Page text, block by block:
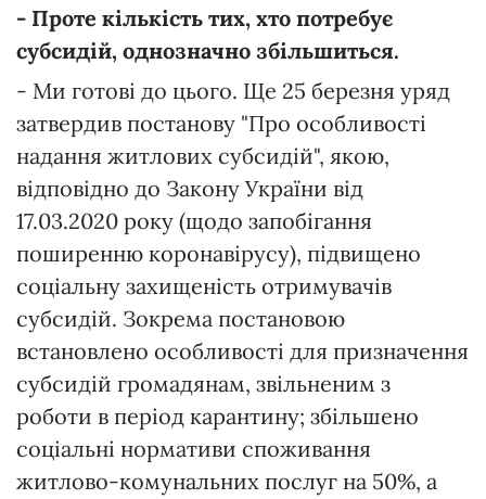
- Проте кількість тих, хто потребує
субсидій, однозначно збільшиться.
- Ми готові до цього. Ще 25 березня уряд
затвердив постанову "Про особливості
надання житлових субсидій", якою,
відповідно до Закону України від
17.03.2020 року (щодо запобігання
поширенню коронавірусу), підвищено
соціальну захищеність отримувачів
субсидій. Зокрема постановою
встановлено особливості для призначення
субсидій громадянам, звільненим з
роботи в період карантину; збільшено
соціальні нормативи споживання
житлово-комунальних послуг на 50%, а